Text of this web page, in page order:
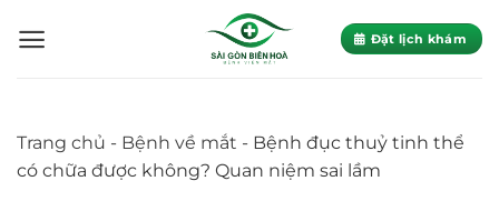
Đặt lịch khám
Trang chủ - Bệnh về mắt - Bệnh đục thuỷ tinh thể
có chữa được không? Quan niệm sai lầm